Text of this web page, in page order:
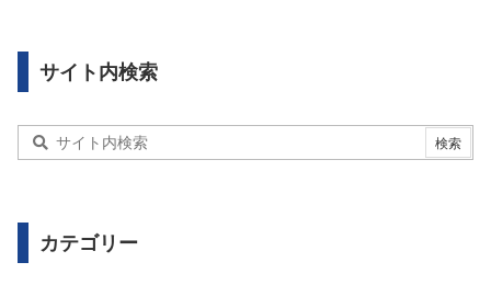
サイト内検索
カテゴリー